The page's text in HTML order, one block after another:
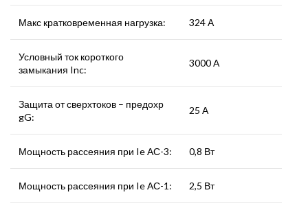
Макс кратковременная нагрузка: 324 А
Условный ток короткого
замыкания Inc:
3000 А
Защита от сверхтоков – предохр
gG:
25 А
Мощность рассеяния при Ie АС-3: 0,8 Вт
Мощность рассеяния при Ie АС-1: 2,5 Вт